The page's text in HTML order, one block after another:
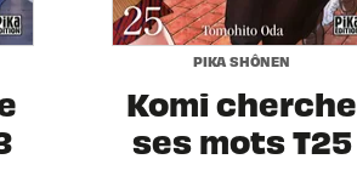
PIKA SHÔNEN
Komi cherche
ses mots T25